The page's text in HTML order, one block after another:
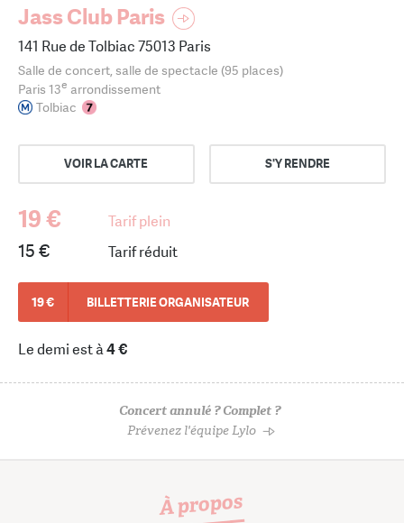
Jass Club Paris
141 Rue de Tolbiac 75013 Paris
Salle de concert, salle de spectacle (95 places)
Paris 13e arrondissement
Tolbiac
VOIR LA CARTE S'Y RENDRE
19 € Tarif plein
15 € Tarif réduit
19 € BILLETTERIE ORGANISATEUR
Le demi est à4 €
Concert annulé ? Complet ?
Prévenez l'équipe Lylo
À propos